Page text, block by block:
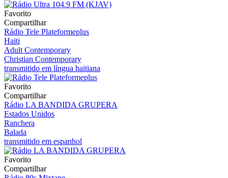
Favorito
Compartilhar
Rádio Tele Plateformeplus
Haiti
Adult Contemporary
Christian Contemporary
transmitido em língua haitiana
Favorito
Compartilhar
Rádio LA BANDIDA GRUPERA
Estados Unidos
Ranchera
Balada
transmitido em espanhol
Favorito
Compartilhar